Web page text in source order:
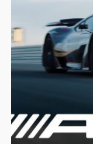
SÍGUENOS